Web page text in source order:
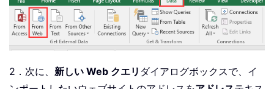
2．次に、 新しい Web クエリ ダイアログボックスで、イ